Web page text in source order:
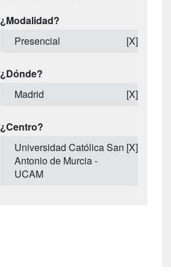
¿Modalidad?
Presencial
[X]
¿Dónde?
Madrid
[X]
¿Centro?
Universidad Católica San
Antonio de Murcia -
UCAM
[X]